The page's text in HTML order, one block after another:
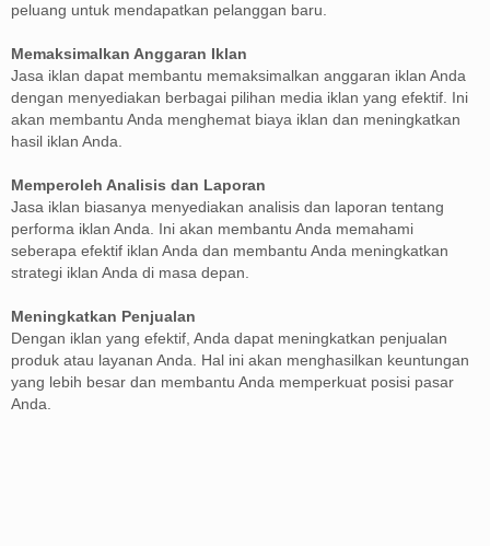
peluang untuk mendapatkan pelanggan baru.
Memaksimalkan Anggaran Iklan
Jasa iklan dapat membantu memaksimalkan anggaran iklan Anda
dengan menyediakan berbagai pilihan media iklan yang efektif. Ini
akan membantu Anda menghemat biaya iklan dan meningkatkan
hasil iklan Anda.
Memperoleh Analisis dan Laporan
Jasa iklan biasanya menyediakan analisis dan laporan tentang
performa iklan Anda. Ini akan membantu Anda memahami
seberapa efektif iklan Anda dan membantu Anda meningkatkan
strategi iklan Anda di masa depan.
Meningkatkan Penjualan
Dengan iklan yang efektif, Anda dapat meningkatkan penjualan
produk atau layanan Anda. Hal ini akan menghasilkan keuntungan
yang lebih besar dan membantu Anda memperkuat posisi pasar
Anda.